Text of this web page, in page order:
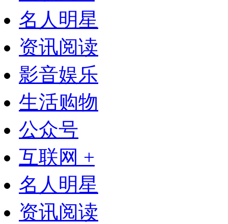
名人明星
资讯阅读
影音娱乐
生活购物
公众号
互联网 +
名人明星
资讯阅读